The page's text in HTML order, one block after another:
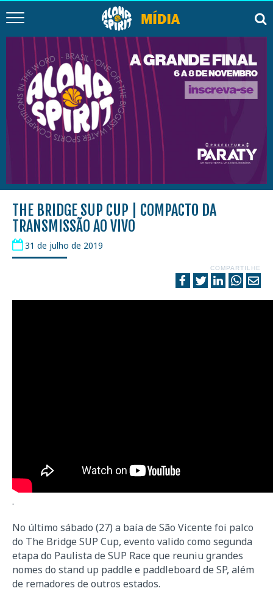
THE BRIDGE SUP CUP | COMPACTO DA
TRANSMISSÃO AO VIVO
31 de julho de 2019
COMPARTILHE
.
No último sábado (27) a baía de São Vicente foi palco
do The Bridge SUP Cup, evento valido como segunda
etapa do Paulista de SUP Race que reuniu grandes
nomes do stand up paddle e paddleboard de SP, além
de remadores de outros estados.